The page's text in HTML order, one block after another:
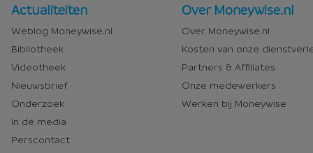
Nieuws
en
media
Actualiteiten
Weblog Moneywise.nl
Bibliotheek
Videotheek
Nieuwsbrief
Onderzoek
In de media
Perscontact
Over
Moneywise
Over Moneywise.nl
Over Moneywise.nl
Kosten van onze
Partners & Affiliates
Onze medewerkers
Werken bij Moneywise